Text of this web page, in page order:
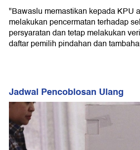
"Bawaslu memastikan kepada KPU
melakukan pencermatan terhadap
persyaratan dan tetap melakukan
daftar pemilih pindahan dan
Jadwal Pencoblosan Ulang